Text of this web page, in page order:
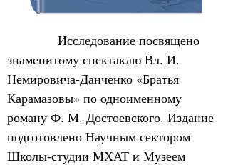
Исследование посвящено
знаменитому спектаклю Вл. И.
Немировича-Данченко «Братья
Карамазовы» по одноименному
роману Ф. М. Достоевского. Издание
подготовлено Научным сектором
Школы-студии МХАТ и Музеем